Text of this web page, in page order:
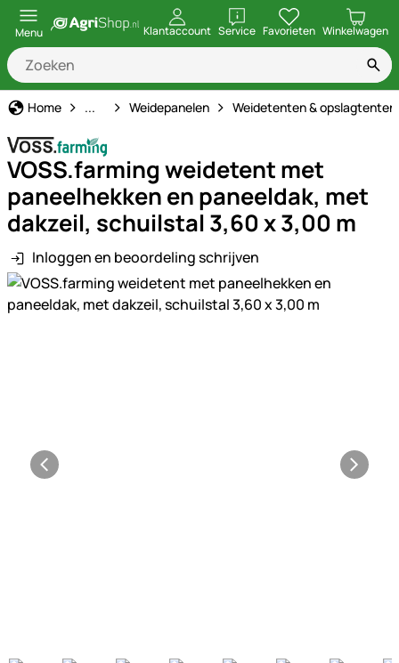
Menu Klantaccount ServiceopenenFavorieten Winkelwagen
Home Schrikdraad
... Weidepanelen Weidetenten & opslagtenten
VOSS.farming weidetent met
paneelhekken en paneeldak, met
dakzeil, schuilstal 3,60 x 3,00 m
Inloggen en beoordeling schrijven
Productgalerij